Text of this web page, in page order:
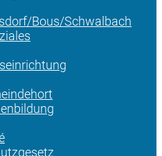
Bous/Schwalbach